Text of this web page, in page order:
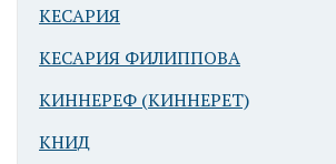
КЕСАРИЯ
КЕСАРИЯ ФИЛИППОВА
КИННЕРЕФ (КИННЕРЕТ)
КНИД